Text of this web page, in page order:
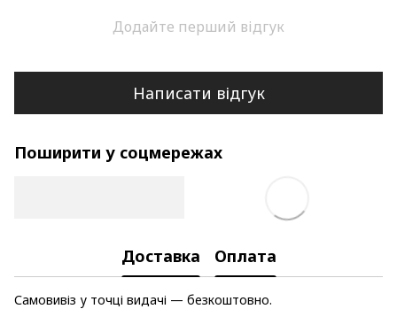
Додайте перший відгук
Написати відгук
Поширити у соцмережах
Доставка Оплата
Самовивіз у точці видачі — безкоштовно.